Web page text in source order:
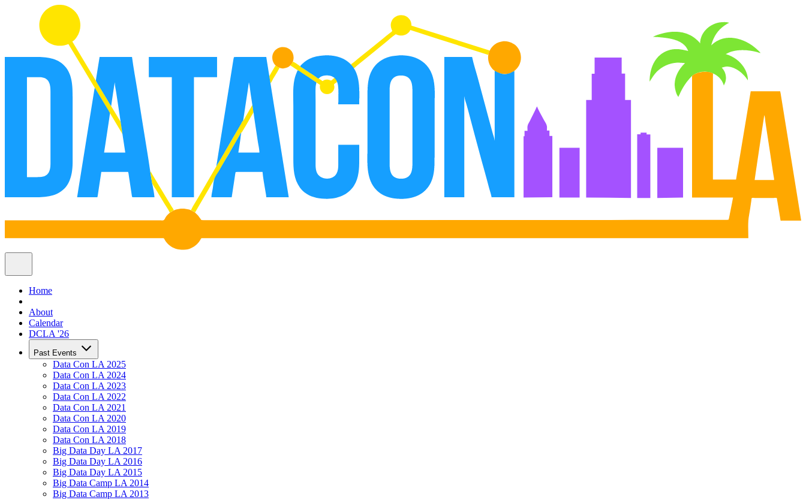
Home
About
Calendar
DCLA '26
Past Events
Data Con LA 2025
Data Con LA 2024
Data Con LA 2023
Data Con LA 2022
Data Con LA 2021
Data Con LA 2020
Data Con LA 2019
Data Con LA 2018
Big Data Day LA 2017
Big Data Day LA 2016
Big Data Day LA 2015
Big Data Camp LA 2014
Big Data Camp LA 2013